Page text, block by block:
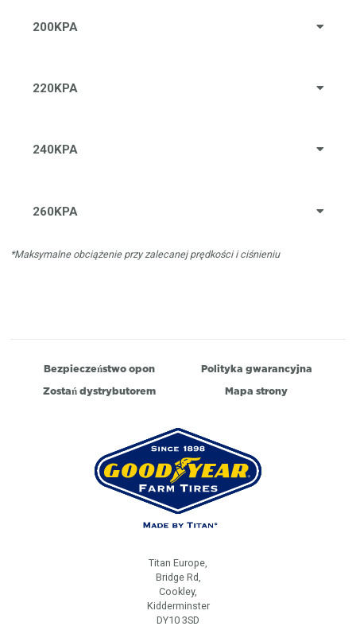
200KPA
220KPA
240KPA
260KPA
*Maksymalne obciążenie przy zalecanej prędkości i ciśnieniu
Bezpieczeństwo opon
Polityka gwarancyjna
Zostań dystrybutorem
Mapa strony
Titan Europe,
Bridge Rd,
Cookley,
Kidderminster
DY10 3SD